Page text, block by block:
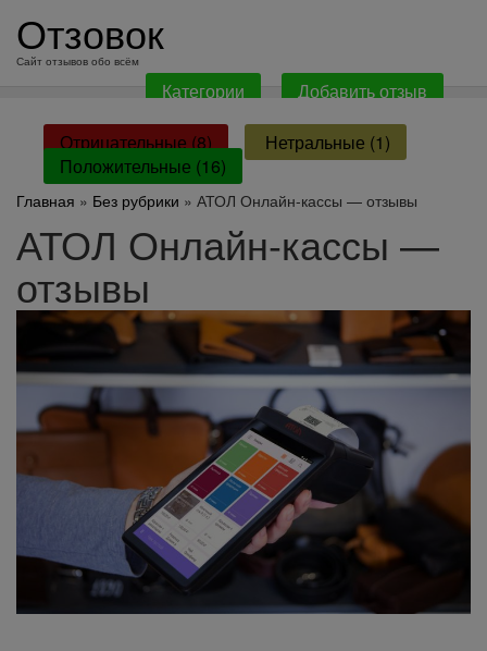
содержанию
Отзовок
Сайт отзывов обо всём
Категории Добавить отзыв
Отрицательные (8)
Нетральные (1)
Положительные (16)
Главная » Без рубрики » АТОЛ Онлайн-кассы — отзывы
АТОЛ Онлайн-кассы —
отзывы